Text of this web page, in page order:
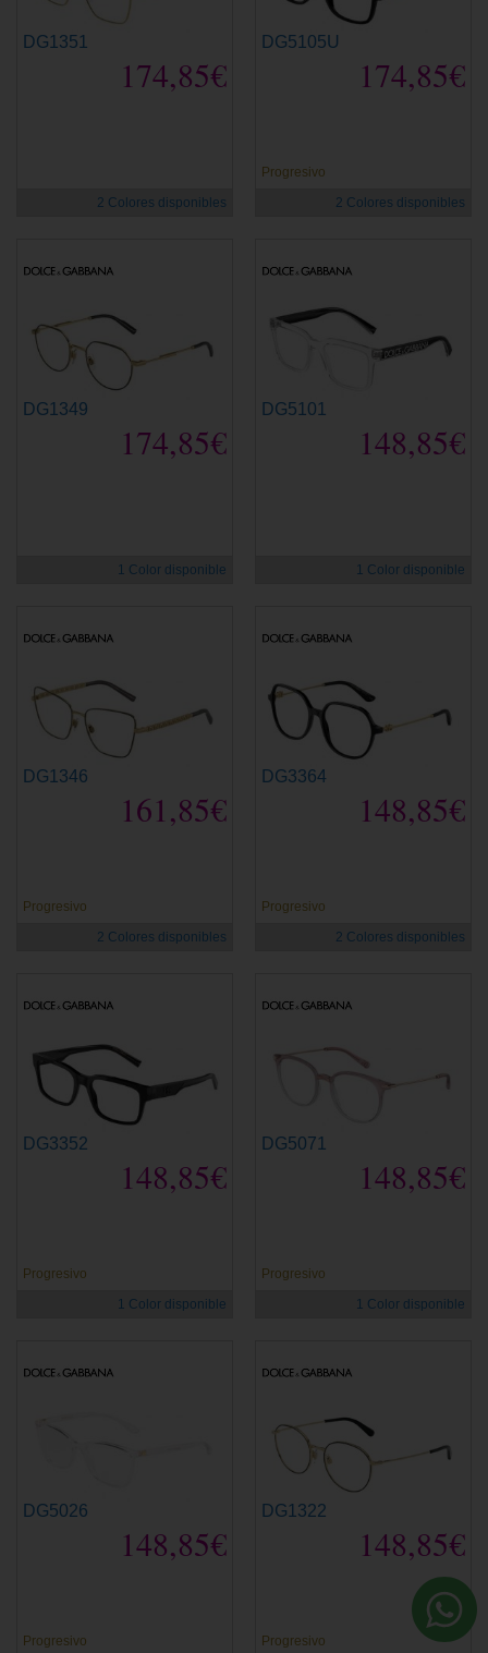
DG1351
174,85€
2 Colores disponibles
DG5105U
174,85€
Progresivo
2 Colores disponibles
DG1349
174,85€
1 Color disponible
DG5101
148,85€
1 Color disponible
DG1346
161,85€
Progresivo
2 Colores disponibles
DG3364
148,85€
Progresivo
2 Colores disponibles
DG3352
148,85€
Progresivo
1 Color disponible
DG5071
148,85€
Progresivo
1 Color disponible
DG5026
148,85€
Progresivo
DG1322
148,85€
Progresivo